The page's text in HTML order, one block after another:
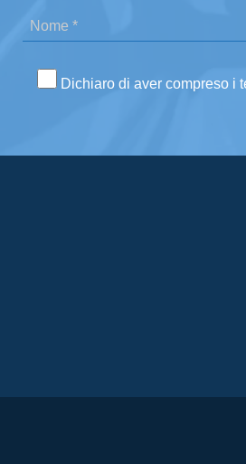
Dichiaro di aver compreso i